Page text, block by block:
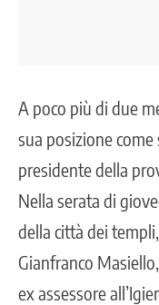
A poco più di due
sua posizione come
presidente della
Nella serata di
della città dei
Gianfranco Masiello
ex assessore